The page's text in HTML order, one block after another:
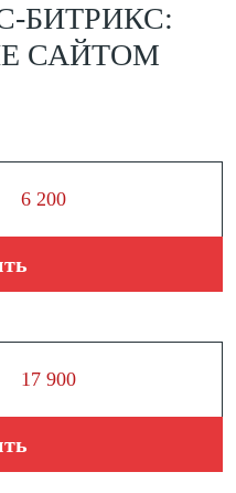
БИТРИКС:
САЙТОМ
6 200
17 900